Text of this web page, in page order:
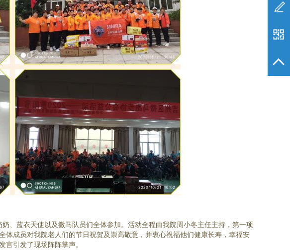
、蓝衣天使以及微马队员们全体参加。活动全程由我院周小冬主任主持，第一项
成员对我院老人们的节日祝贺及崇高敬意，并衷心祝福他们健康长寿，幸福安
言引发了现场阵阵掌声。